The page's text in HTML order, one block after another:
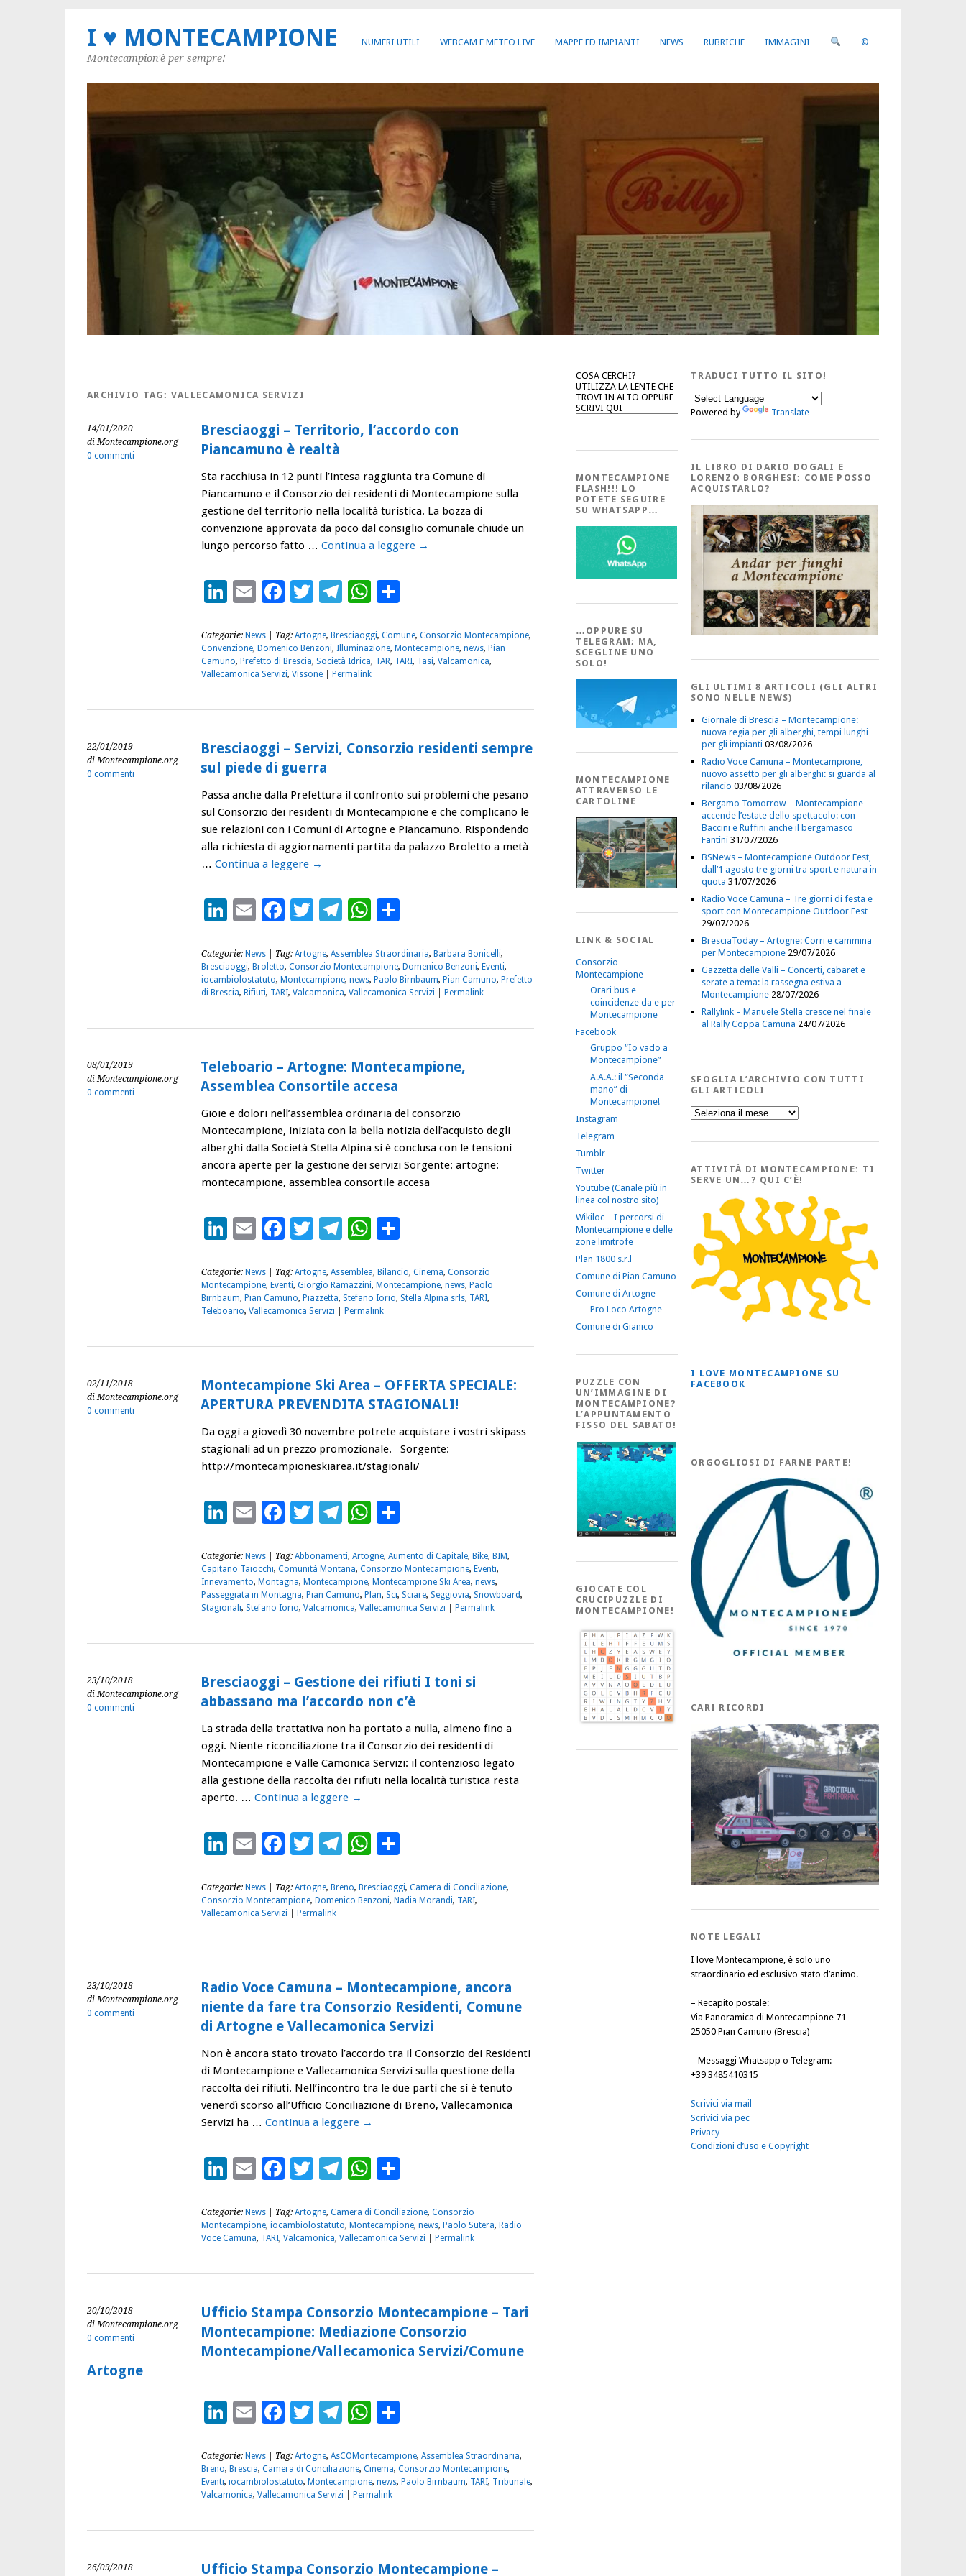
NUMERI UTILI WEBCAM E METEO LIVE MAPPE ED IMPIANTI NEWS RUBRICHE IMMAGINI ©
I ♥ MONTECAMPIONE
Montecampion'è per sempre!
ARCHIVIO TAG: VALLECAMONICA SERVIZI
14/01/2020
di Montecampione.org
0 commenti
Bresciaoggi – Territorio, l’accordo con
Piancamuno è realtà
Sta racchiusa in 12 punti l’intesa raggiunta tra Comune di
Piancamuno e il Consorzio dei residenti di Montecampione sulla
gestione del territorio nella località turistica. La bozza di
convenzione approvata da poco dal consiglio comunale chiude un
lungo percorso fatto … Continua a leggere →
LinkedIn
EmailFacebook
Twitter
Telegram
WhatsApp
Condividi
Categorie: News| Tag: Artogne, Bresciaoggi, Comune, Consorzio Montecampione,
Convenzione, Domenico Benzoni, Illuminazione, Montecampione, news, Pian
Camuno, Prefetto di Brescia, Società Idrica, TAR, TARI, Tasi, Valcamonica,
Vallecamonica Servizi, Vissone| Permalink
22/01/2019
di Montecampione.org
0 commenti
Bresciaoggi – Servizi, Consorzio residenti sempre
sul piede di guerra
Passa anche dalla Prefettura il confronto sui problemi che pesano
sul Consorzio dei residenti di Montecampione e che complicano le
sue relazioni con i Comuni di Artogne e Piancamuno. Rispondendo
alla richiesta di aggiornamenti partita da palazzo Broletto a metà
… Continua a leggere →
LinkedIn
EmailFacebook
Twitter
Telegram
WhatsApp
Condividi
Categorie: News| Tag: Artogne, Assemblea Straordinaria, Barbara Bonicelli,
Bresciaoggi, Broletto, Consorzio Montecampione, Domenico Benzoni, Eventi,
iocambiolostatuto, Montecampione, news, Paolo Birnbaum, Pian Camuno, Prefetto
di Brescia, Rifiuti, TARI, Valcamonica, Vallecamonica Servizi Permalink
08/01/2019
di Montecampione.org
0 commenti
Teleboario – Artogne: Montecampione,
Assemblea Consortile accesa
Gioie e dolori nell’assemblea ordinaria del consorzio
Montecampione, iniziata con la bella notizia dell’acquisto degli
alberghi dalla Società Stella Alpina si è conclusa con le tensioni
ancora aperte per la gestione dei servizi Sorgente: artogne:
montecampione, assemblea consortile accesa
LinkedIn
EmailFacebook
Twitter
Telegram
WhatsApp
Condividi
Categorie: News| Tag: Artogne, Assemblea, Bilancio, Cinema, Consorzio
Montecampione, Eventi, Giorgio Ramazzini, Montecampione, news, Paolo
Birnbaum, Pian Camuno, Piazzetta, Stefano Iorio, Stella Alpina srls, TARI,
Teleboario, Vallecamonica Servizi Permalink
02/11/2018
di Montecampione.org
0 commenti
Montecampione Ski Area – OFFERTA SPECIALE:
APERTURA PREVENDITA STAGIONALI!
Da oggi a giovedì 30 novembre potrete acquistare i vostri skipass
stagionali ad un prezzo promozionale. Sorgente:
http://montecampioneskiarea.it/stagionali/
LinkedIn
EmailFacebook
Twitter
Telegram
WhatsApp
Condividi
Categorie: News| Tag: Abbonamenti, Artogne, Aumento di Capitale, Bike, BIM,
Capitano Taiocchi, Comunità Montana, Consorzio Montecampione, Eventi,
Innevamento, Montagna, Montecampione, Montecampione Ski Area, news,
Passeggiata in Montagna, Pian Camuno, Plan, Sci, Sciare, Seggiovia, Snowboard,
Stagionali, Stefano Iorio, Valcamonica, Vallecamonica Servizi Permalink
23/10/2018
di Montecampione.org
0 commenti
Bresciaoggi – Gestione dei rifiuti I toni si
abbassano ma l’accordo non c’è
La strada della trattativa non ha portato a nulla, almeno fino a
oggi. Niente riconciliazione tra il Consorzio dei residenti di
Montecampione e Valle Camonica Servizi: il contenzioso legato
alla gestione della raccolta dei rifiuti nella località turistica resta
aperto. … Continua a leggere →
LinkedIn
EmailFacebook
Twitter
Telegram
WhatsApp
Condividi
Categorie: News| Tag: Artogne, Breno, Bresciaoggi, Camera di Conciliazione,
Consorzio Montecampione, Domenico Benzoni, Nadia Morandi, TARI,
Vallecamonica Servizi
Permalink
23/10/2018
di Montecampione.org
0 commenti
Radio Voce Camuna – Montecampione, ancora
niente da fare tra Consorzio Residenti, Comune
di Artogne e Vallecamonica Servizi
Non è ancora stato trovato l’accordo tra il Consorzio dei Residenti
di Montecampione e Vallecamonica Servizi sulla questione della
raccolta dei rifiuti. Nell’incontro tra le due parti che si è tenuto
venerdì scorso all’Ufficio Conciliazione di Breno, Vallecamonica
Servizi ha … Continua a leggere →
LinkedIn
EmailFacebook
Twitter
Telegram
WhatsApp
Condividi
Categorie: News| Tag: Artogne, Camera di Conciliazione, Consorzio
Montecampione, iocambiolostatuto, Montecampione, news, Paolo Sutera, Radio
Voce Camuna, TARI, Valcamonica, Vallecamonica Servizi Permalink
20/10/2018
di Montecampione.org
0 commenti
Ufficio Stampa Consorzio Montecampione – Tari
Montecampione: Mediazione Consorzio
Montecampione/Vallecamonica Servizi/Comune
Artogne
LinkedIn
EmailFacebook
Twitter
Telegram
WhatsApp
Condividi
Categorie: News| Tag: Artogne, AsCOMontecampione, Assemblea Straordinaria,
Breno, Brescia, Camera di Conciliazione, Cinema, Consorzio Montecampione,
Eventi, iocambiolostatuto, Montecampione, news, Paolo Birnbaum, TARI, Tribunale,
Valcamonica, Vallecamonica Servizi Permalink
26/09/2018 Ufficio Stampa Consorzio Montecampione –
COSA CERCHI?
UTILIZZA LA LENTE CHE
TROVI IN ALTO OPPURE
SCRIVI QUI
Cerca
MONTECAMPIONE
FLASH!!! LO
POTETE SEGUIRE
SU WHATSAPP…
…OPPURE SU
TELEGRAM; MA,
SCEGLINE UNO
SOLO!
MONTECAMPIONE
ATTRAVERSO LE
CARTOLINE
LINK & SOCIAL
Consorzio
Montecampione
Orari bus e
coincidenze da e per
Montecampione
Facebook
Gruppo “Io vado a
Montecampione”
A.A.A.: il “Seconda
mano” di
Montecampione!
Instagram
Telegram
Tumblr
Twitter
Youtube (Canale più in
linea col nostro sito)
Wikiloc – I percorsi di
Montecampione e delle
zone limitrofe
Plan 1800 s.r.l
Comune di Pian Camuno
Comune di Artogne
Pro Loco Artogne
Comune di Gianico
PUZZLE CON
UN’IMMAGINE DI
MONTECAMPIONE?
L’APPUNTAMENTO
FISSO DEL SABATO!
GIOCATE COL
CRUCIPUZZLE DI
MONTECAMPIONE!
TRADUCI TUTTO IL SITO!
Powered by Translate
IL LIBRO DI DARIO DOGALI E
LORENZO BORGHESI: COME POSSO
ACQUISTARLO?
GLI ULTIMI 8 ARTICOLI (GLI ALTRI
SONO NELLE NEWS)
Giornale di Brescia – Montecampione:
nuova regia per gli alberghi, tempi lunghi
per gli impianti 03/08/2026
Radio Voce Camuna – Montecampione,
nuovo assetto per gli alberghi: si guarda al
rilancio 03/08/2026
Bergamo Tomorrow – Montecampione
accende l’estate dello spettacolo: con
Baccini e Ruffini anche il bergamasco
Fantini 31/07/2026
BSNews – Montecampione Outdoor Fest,
dall’1 agosto tre giorni tra sport e natura in
quota 31/07/2026
Radio Voce Camuna – Tre giorni di festa e
sport con Montecampione Outdoor Fest
29/07/2026
BresciaToday – Artogne: Corri e cammina
per Montecampione 29/07/2026
Gazzetta delle Valli – Concerti, cabaret e
serate a tema: la rassegna estiva a
Montecampione 28/07/2026
Rallylink – Manuele Stella cresce nel finale
al Rally Coppa Camuna 24/07/2026
SFOGLIA L’ARCHIVIO CON TUTTI
GLI ARTICOLI
Sfoglia
l’Archivio
tutti
Articoli
ATTIVITÀ DI MONTECAMPIONE: TI
SERVE UN…? QUI C’È!
I LOVE MONTECAMPIONE SU
FACEBOOK
ORGOGLIOSI DI FARNE PARTE!
CARI RICORDI
NOTE LEGALI
I love Montecampione, è solo uno
straordinario ed esclusivo stato d’animo.
– Recapito postale:
Via Panoramica di Montecampione 71 –
25050 Pian Camuno (Brescia)
– Messaggi Whatsapp o Telegram:
+39 3485410315
Scrivici via mail
Scrivici via pec
Privacy
Condizioni d’uso e Copyright